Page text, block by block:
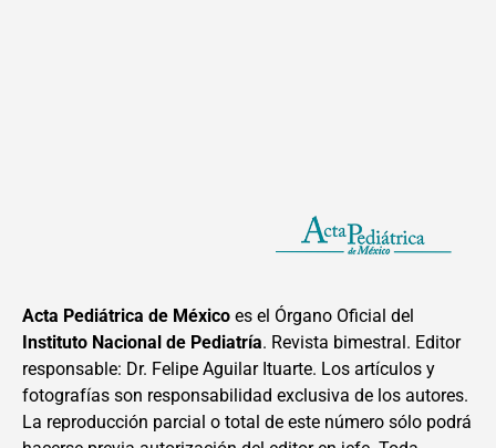
Acta Pediátrica de México es el Órgano Oficial del
Instituto Nacional de Pediatría. Revista bimestral. Editor
responsable: Dr. Felipe Aguilar Ituarte. Los artículos y
fotografías son responsabilidad exclusiva de los autores.
La reproducción parcial o total de este número sólo podrá